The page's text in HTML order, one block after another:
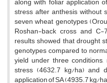
stress after anthesis without
seven wheat genotypes
Roshan-back cross and
results showed that drought
genotypes compared to
yield under three
stress (4632.7 kg/ha) and
application of SA (4935.7 kg/